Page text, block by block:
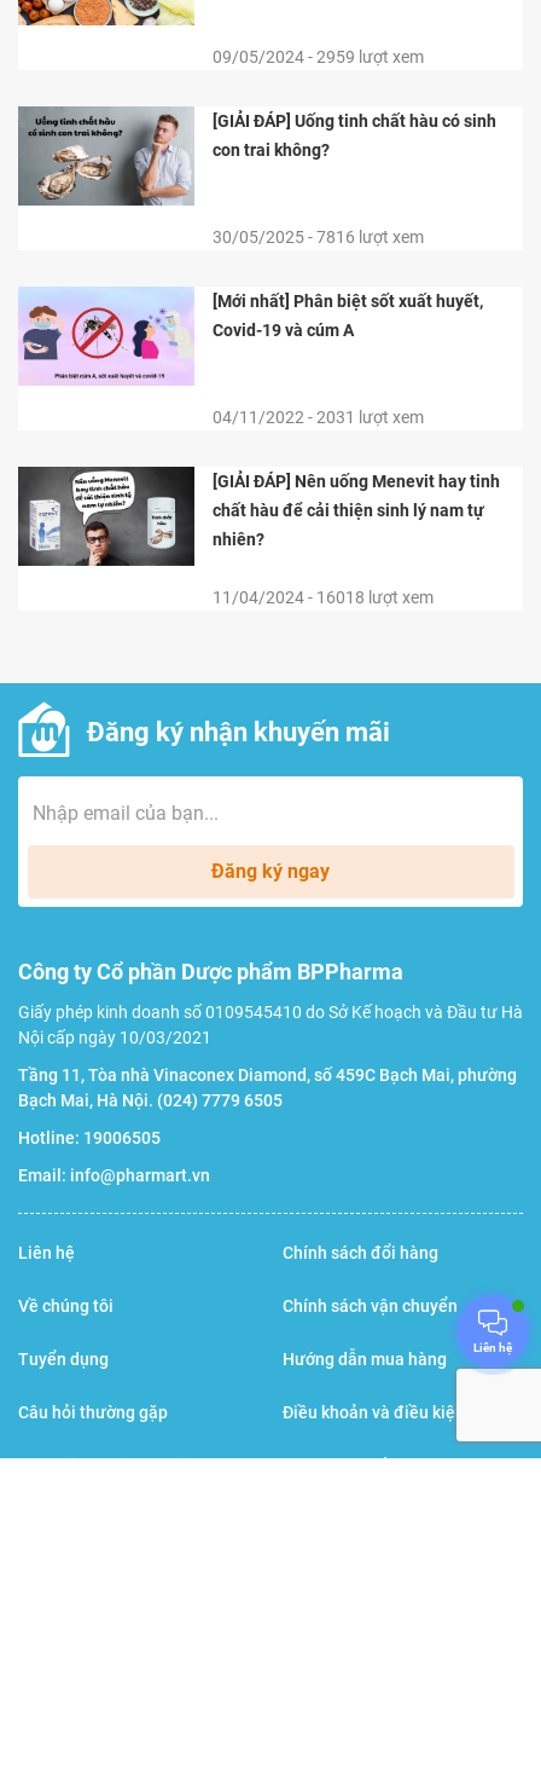
09/05/2024 - 2959 lượt xem
[GIẢI ĐÁP] Uống tinh chất hàu có sinh
con trai không?
30/05/2025 - 7816 lượt xem
[Mới nhất] Phân biệt sốt xuất huyết,
Covid-19 và cúm A
04/11/2022 - 2031 lượt xem
[GIẢI ĐÁP] Nên uống Menevit hay tinh
chất hàu để cải thiện sinh lý nam tự
nhiên?
11/04/2024 - 16018 lượt xem
Đăng ký nhận khuyến mãi
Đăng ký ngay
Công ty Cổ phần Dược phẩm BPPharma
Giấy phép kinh doanh số 0109545410 do Sở Kế hoạch và Đầu tư Hà
Nội cấp ngày 10/03/2021
Tầng 11, Tòa nhà Vinaconex Diamond, số 459C Bạch Mai, phường
Bạch Mai, Hà Nội. (024) 7779 6505
Hotline: 19006505
Email: info@pharmart.vn
Liên hệ
Về chúng tôi
Tuyển dụng
Câu hỏi thường gặp
Chính sách đổi hàng
Chính sách vận chuyển
Hướng dẫn mua hàng
Điều khoản và điều kiện
Liên hệ